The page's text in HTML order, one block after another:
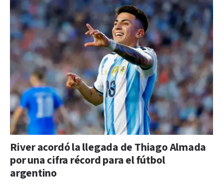
River acordó la llegada de Thiago Almada
por una cifra récord para el fútbol
argentino